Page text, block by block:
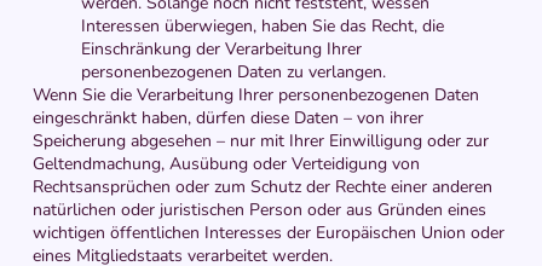
Interessen überwiegen, haben Sie das Recht, die
Einschränkung der Verarbeitung Ihrer
personenbezogenen Daten zu verlangen.
Wenn Sie die Verarbeitung Ihrer personenbezogenen Daten
eingeschränkt haben, dürfen diese Daten – von ihrer
Speicherung abgesehen – nur mit Ihrer Einwilligung oder zur
Geltendmachung, Ausübung oder Verteidigung von
Rechtsansprüchen oder zum Schutz der Rechte einer anderen
natürlichen oder juristischen Person oder aus Gründen eines
wichtigen öffentlichen Interesses der Europäischen Union oder
eines Mitgliedstaats verarbeitet werden.